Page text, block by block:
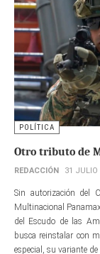
POLÍTICA
Otro tributo de
REDACCIÓN 31 JULIO
Sin autorización del
Multinacional
del Escudo de las
busca reinstalar con
especial, su variante de